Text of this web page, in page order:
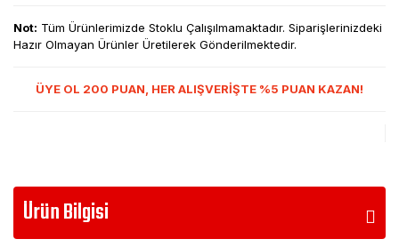
Not: Tüm Ürünlerimizde Stoklu Çalışılmamaktadır. Siparişlerinizdeki
Hazır Olmayan Ürünler Üretilerek Gönderilmektedir.
ÜYE OL 200 PUAN, HER ALIŞVERİŞTE %5 PUAN KAZAN!
Ürün Bilgisi